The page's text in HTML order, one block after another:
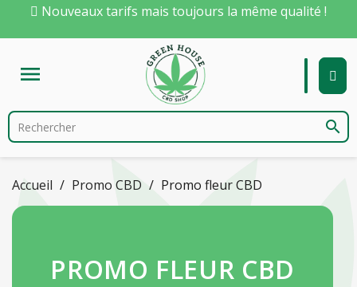
Nouveaux tarifs mais toujours la même qualité !

search
Accueil Promo CBD Promo fleur CBD
PROMO FLEUR CBD